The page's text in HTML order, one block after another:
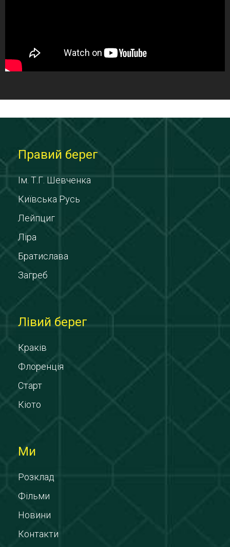
Правий берег
Ім. Т.Г. Шевченка
Київська Русь
Лейпциг
Ліра
Братислава
Загреб
Лівий берег
Краків
Флоренція
Старт
Кіото
Ми
Розклад
Фільми
Новини
Контакти